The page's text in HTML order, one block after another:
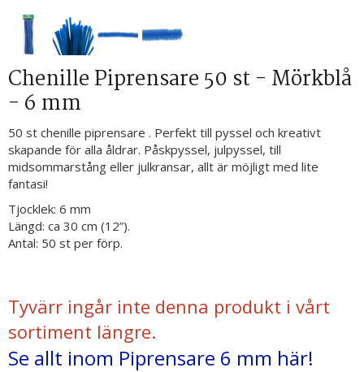
Chenille Piprensare 50 st - Mörkblå
- 6 mm
50 st chenille piprensare . Perfekt till pyssel och kreativt
skapande för alla åldrar. Påskpyssel, julpyssel, till
midsommarstång eller julkransar, allt är möjligt med lite
fantasi!
Tjocklek: 6 mm
Längd: ca 30 cm (12”).
Antal: 50 st per förp.
Tyvärr ingår inte denna produkt i vårt
sortiment längre.
Se allt inom Piprensare 6 mm här!